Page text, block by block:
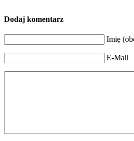
Dodaj komentarz
Imię
E-Mail